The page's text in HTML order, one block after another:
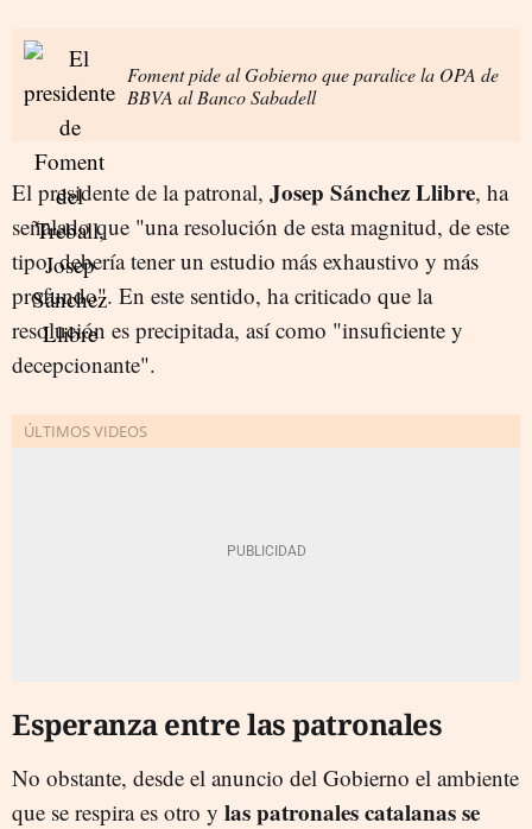
Foment pide al Gobierno que paralice la OPA de
BBVA al Banco Sabadell
El presidente de la patronal, Josep Sánchez Llibre, ha
señalado que "una resolución de esta magnitud, de este
tipo, debería tener un estudio más exhaustivo y más
profundo". En este sentido, ha criticado que la
resolución es precipitada, así como "insuficiente y
decepcionante".
Esperanza entre las patronales
No obstante, desde el anuncio del Gobierno el ambiente
que se respira es otro y las patronales catalanas se